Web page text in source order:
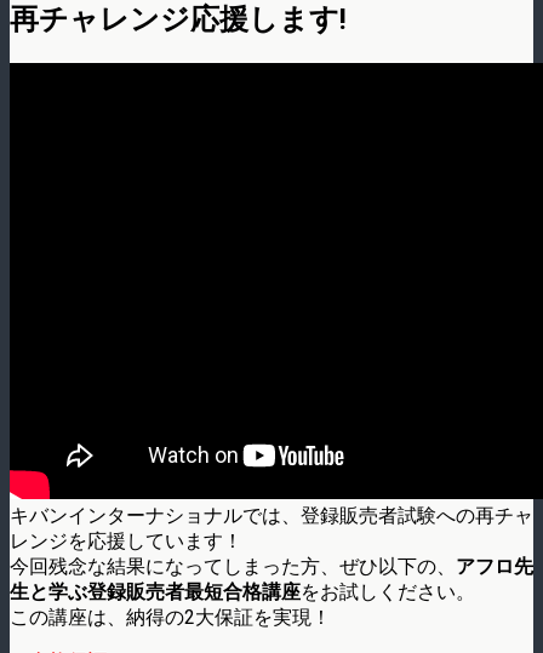
再チャレンジ応援します!
キバンインターナショナルでは、登録販売者試験への再チャ
レンジを応援しています！
今回残念な結果になってしまった方、ぜひ以下の、 アフロ先
生と学ぶ登録販売者最短合格講座をお試しください。
この講座は、納得の2大保証を実現！